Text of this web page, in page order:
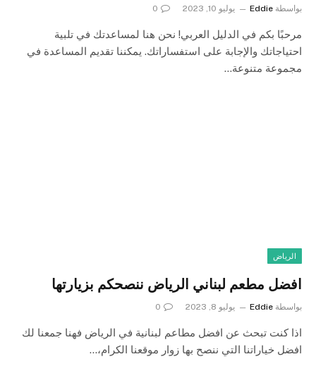
بواسطة Eddie يوليو 10, 2023 0
مرحبًا بكم في الدليل العربي! نحن هنا لمساعدتك في تلبية
احتياجاتك والإجابة على استفساراتك. يمكننا تقديم المساعدة في
مجموعة متنوعة…
الرياض
افضل مطعم لبناني الرياض ننصحكم بزيارتها
بواسطة Eddie يوليو 8, 2023 0
اذا كنت تبحث عن افضل مطاعم لبنانية في الرياض فهنا جمعنا لك
افضل خياراتنا التي ننصح بها زوار موقعنا الكرام،…